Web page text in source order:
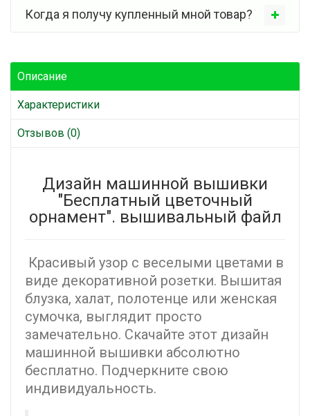
Когда я получу купленный мной товар?
Описание
Характеристики
Отзывов (0)
Дизайн машинной вышивки
"Бесплатный цветочный
орнамент". вышивальный файл
Красивый узор с веселыми цветами в
виде декоративной розетки. Вышитая
блузка, халат, полотенце или женская
сумочка, выглядит просто
замечательно. Скачайте этот дизайн
машинной вышивки абсолютно
бесплатно. Подчеркните свою
индивидуальность.